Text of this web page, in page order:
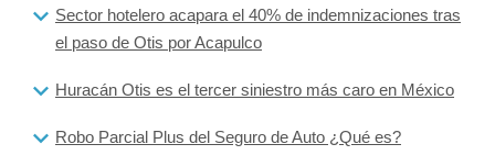
Sector hotelero acapara el 40% de indemnizaciones tras
el paso de Otis por Acapulco
Huracán Otis es el tercer siniestro más caro en México
Robo Parcial Plus del Seguro de Auto ¿Qué es?